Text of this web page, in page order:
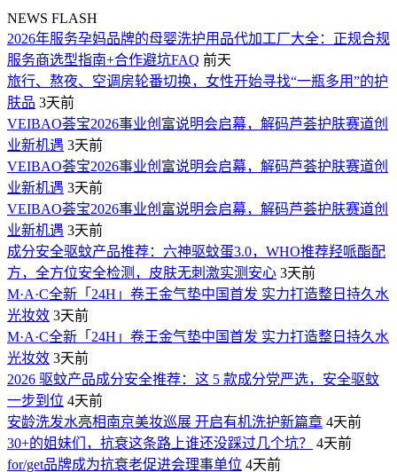
NEWS FLASH
2026年服务孕妈品牌的母婴洗护用品代加工厂大全：正规合规
服务商选型指南+合作避坑FAQ 前天
旅行、熬夜、空调房轮番切换，女性开始寻找“一瓶多用”的护
肤品 3天前
VEIBAO荟宝2026事业创富说明会启幕，解码芦荟护肤赛道创
业新机遇 3天前
VEIBAO荟宝2026事业创富说明会启幕，解码芦荟护肤赛道创
业新机遇 3天前
VEIBAO荟宝2026事业创富说明会启幕，解码芦荟护肤赛道创
业新机遇 3天前
成分安全驱蚊产品推荐：六神驱蚊蛋3.0，WHO推荐羟哌酯配
方，全方位安全检测，皮肤无刺激实测安心 3天前
M·A·C全新「24H」卷王金气垫中国首发 实力打造整日持久水
光妆效 3天前
M·A·C全新「24H」卷王金气垫中国首发 实力打造整日持久水
光妆效 3天前
2026 驱蚊产品成分安全推荐：这 5 款成分党严选，安全驱蚊
一步到位 4天前
安龄洗发水亮相南京美妆巡展 开启有机洗护新篇章 4天前
30+的姐妹们，抗衰这条路上谁还没踩过几个坑？
4天前
for/get品牌成为抗衰老促进会理事单位 4天前